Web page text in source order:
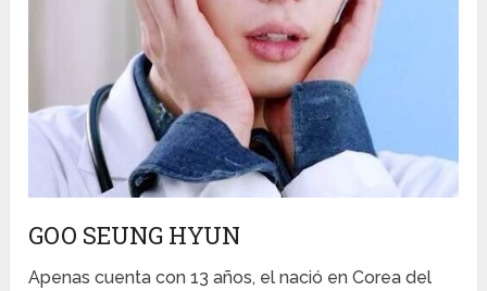
GOO SEUNG HYUN
Apenas cuenta con 13 años, el nació en Corea del